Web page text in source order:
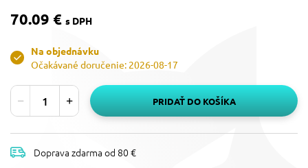
70.09 € s DPH
Na objednávku
Očakávané doručenie: 2026-08-17
PRIDAŤ DO KOŠÍKA
Doprava zdarma od 80 €